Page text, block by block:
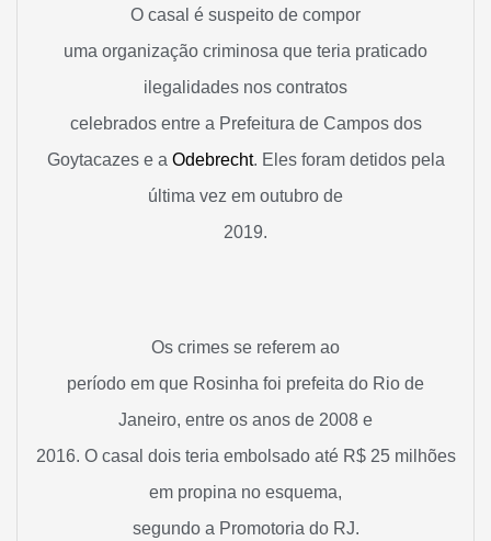
O casal é suspeito de compor
uma organização criminosa que teria praticado
ilegalidades nos contratos
celebrados entre a Prefeitura de Campos dos
Goytacazes e a Odebrecht. Eles foram detidos pela
última vez em outubro de
2019.
Os crimes se referem ao
período em que Rosinha foi prefeita do Rio de
Janeiro, entre os anos de 2008 e
2016. O casal dois teria embolsado até R$ 25 milhões
em propina no esquema,
segundo a Promotoria do RJ.